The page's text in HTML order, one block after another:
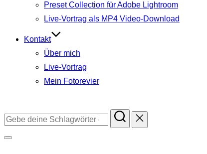
Preset Collection für Adobe Lightroom
Live-Vortrag als MP4 Video-Download
Kontakt
Über mich
Live-Vortrag
Mein Fotorevier
Suchen